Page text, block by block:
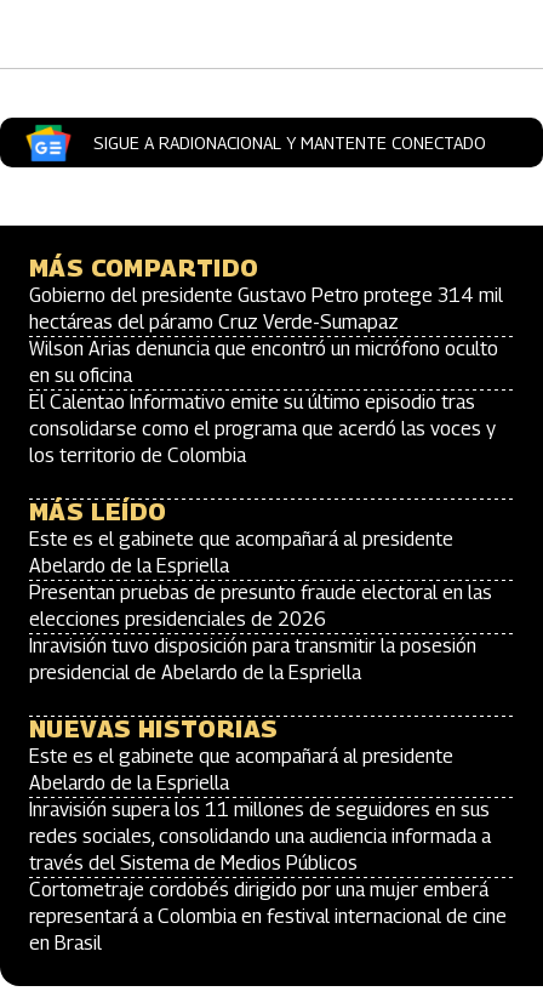
SIGUE A RADIONACIONAL Y MANTENTE CONECTADO
MÁS COMPARTIDO
Gobierno del presidente Gustavo Petro protege 314 mil
hectáreas del páramo Cruz Verde-Sumapaz
Wilson Arias denuncia que encontró un micrófono oculto
en su oficina
El Calentao Informativo emite su último episodio tras
consolidarse como el programa que acerdó las voces y
los territorio de Colombia
MÁS LEÍDO
Este es el gabinete que acompañará al presidente
Abelardo de la Espriella
Presentan pruebas de presunto fraude electoral en las
elecciones presidenciales de 2026
Inravisión tuvo disposición para transmitir la posesión
presidencial de Abelardo de la Espriella
NUEVAS HISTORIAS
Este es el gabinete que acompañará al presidente
Abelardo de la Espriella
Inravisión supera los 11 millones de seguidores en sus
redes sociales, consolidando una audiencia informada a
través del Sistema de Medios Públicos
Cortometraje cordobés dirigido por una mujer emberá
representará a Colombia en festival internacional de cine
en Brasil